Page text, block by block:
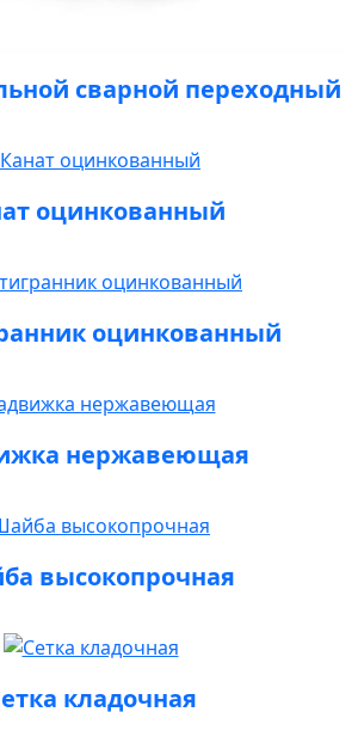
сварной переходный
оцинкованный
оцинкованный
нержавеющая
высокопрочная
кладочная